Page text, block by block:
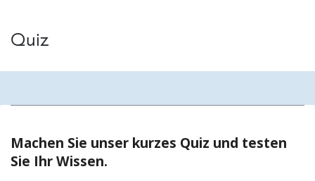
Quiz